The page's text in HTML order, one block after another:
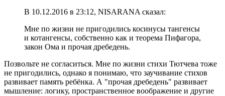
В 10.12.2016 в 23:12, NISARANA сказал:
Мне по жизни не пригодились косинусы тангенсы
и котангенсы, собственно как и теорема Пифагора,
закон Ома и прочая дребедень.
Позвольте не согласиться. Мне по жизни стихи Тютчева тоже
не пригодились, однако я понимаю, что заучивание стихов
развивает память ребёнка. А "прочая дребедень" развивает
мышление: логику, пространственное воображение и другие